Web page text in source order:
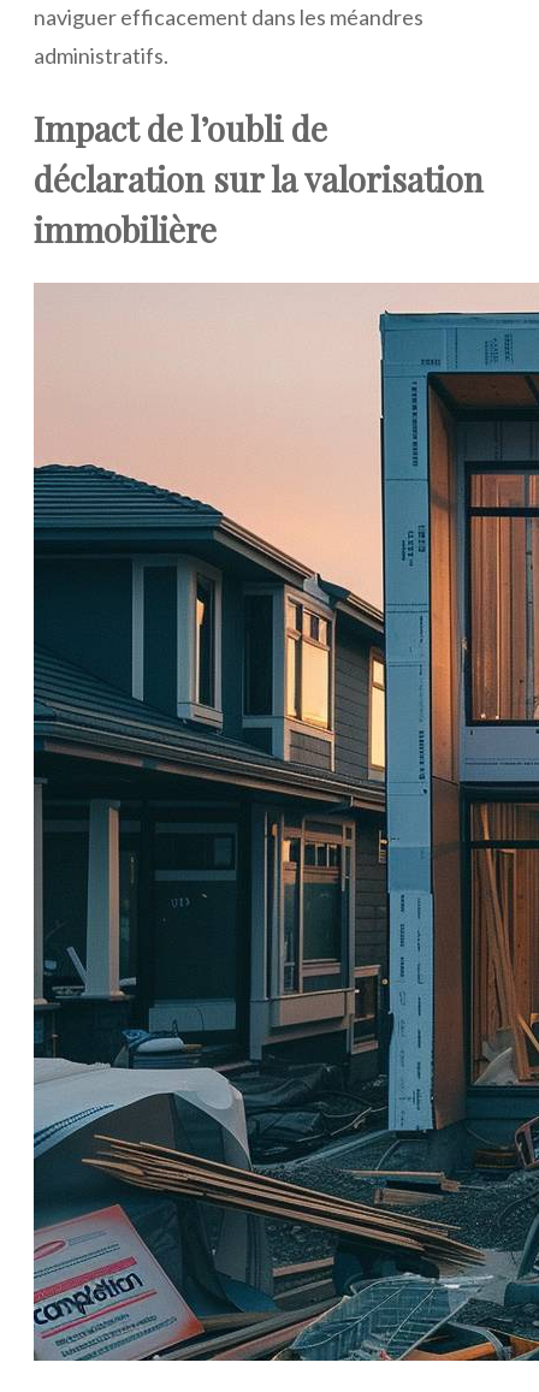
naviguer efficacement dans les méandres
administratifs.
Impact de l’oubli de
déclaration sur la valorisation
immobilière